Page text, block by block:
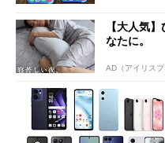
【大人気
なたに。
AD（アイリスプ